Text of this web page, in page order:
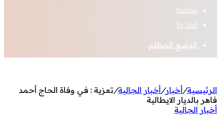
سياسة
أنفا Tv
الوضع المظلم
الرئيسية/أخبار/أخبار الجالية/تعزية : في وفاة الحاج أحمد
فاهر بالديار الايطالية
أخبار الجالية